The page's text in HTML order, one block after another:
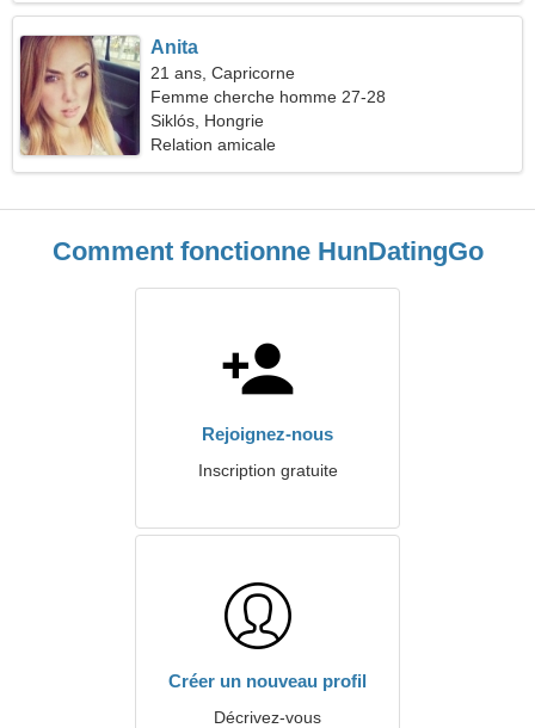
Anita
21 ans, Capricorne
Femme cherche homme 27-28
Siklós, Hongrie
Relation amicale
Comment fonctionne HunDatingGo
Rejoignez-nous
Inscription gratuite
Créer un nouveau profil
Décrivez-vous